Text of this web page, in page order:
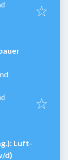
Luft-
d)